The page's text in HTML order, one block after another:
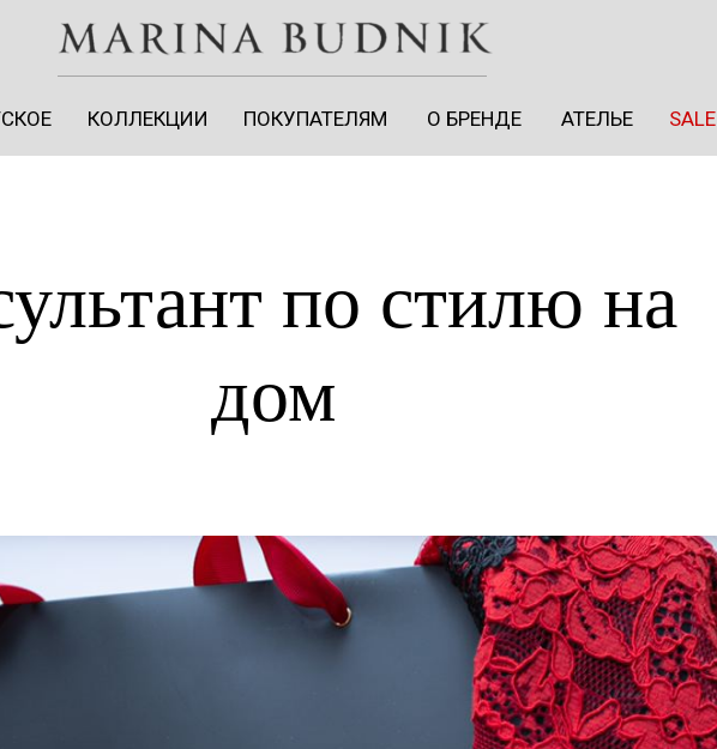
КОЛЛЕКЦИИ О БРЕНДЕ АТЕЛЬЕ SALE
ПОКУПАТЕЛЯМ
по стилю на
дом